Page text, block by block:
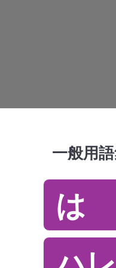
一般用
は